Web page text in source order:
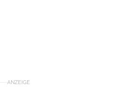
ANZEIGE